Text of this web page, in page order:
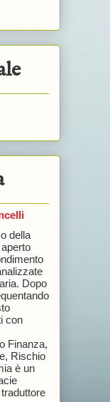
della
Dopo
con
Finanza,
Rischio
è un